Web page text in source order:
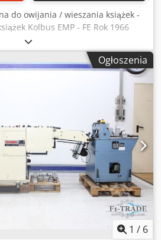
do owijania / wieszania książek -
Kolbus EMP - FE Rok 1966
x 100 x 6 mm / maks. 370 x 270 x
min. 125 x 210 mm / maks. 370 x
cykli na minutę Kontrola wideo
MS Zoom - Telegram
W magazynie
- Dostępne natychmiast - Można
Ogłoszenia
1 / 6